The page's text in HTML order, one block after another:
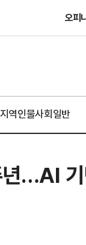
오피
지역인물사회일반
…AI 기